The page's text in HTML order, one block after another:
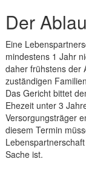
Der
Eine
mindestens 1 Jahr
daher frühstens der
zuständigen
Das Gericht bittet
Ehezeit unter 3
Versorgungsträger
diesem Termin
Sache ist.